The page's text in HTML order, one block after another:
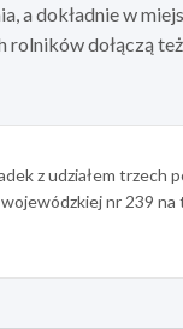
a dokładnie w
rolników dołączą
z udziałem trzech
wojewódzkiej nr 239 na